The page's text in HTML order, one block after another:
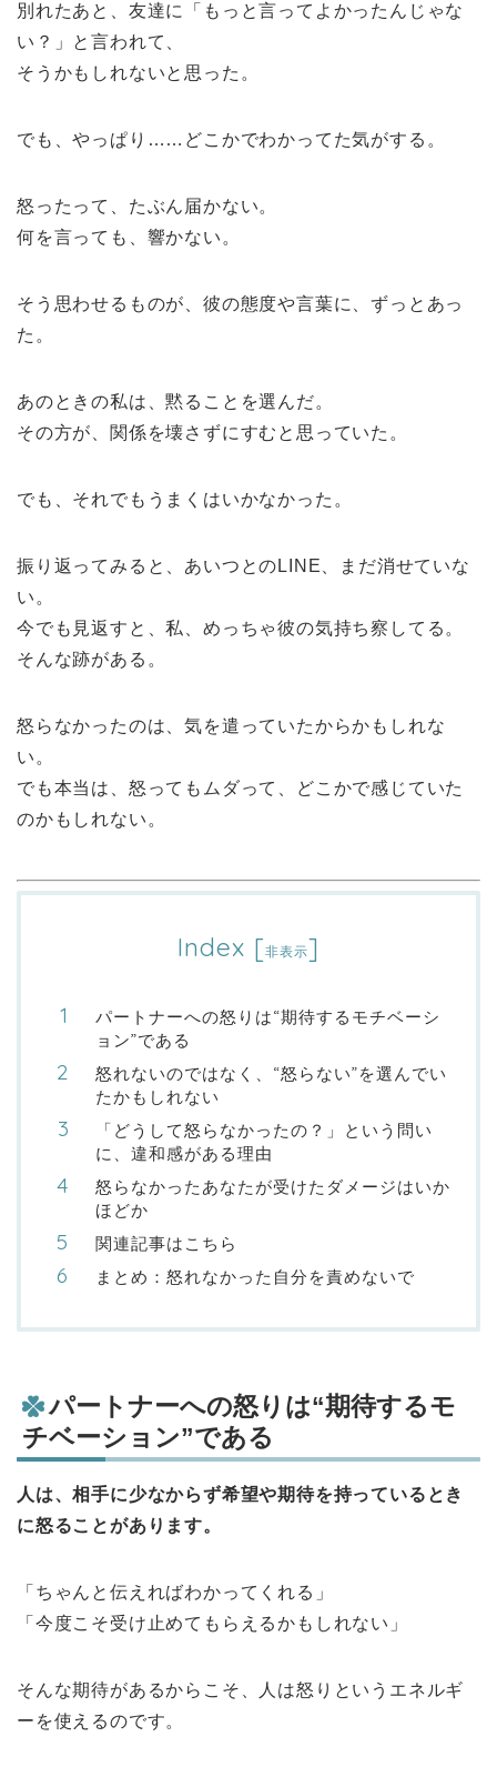
別れたあと、友達に「もっと言ってよかったんじゃな
い？」と言われて、
そうかもしれないと思った。
でも、やっぱり……どこかでわかってた気がする。
怒ったって、たぶん届かない。
何を言っても、響かない。
そう思わせるものが、彼の態度や言葉に、ずっとあっ
た。
あのときの私は、黙ることを選んだ。
その方が、関係を壊さずにすむと思っていた。
でも、それでもうまくはいかなかった。
振り返ってみると、あいつとのLINE、まだ消せていな
い。
今でも見返すと、私、めっちゃ彼の気持ち察してる。
そんな跡がある。
怒らなかったのは、気を遣っていたからかもしれな
い。
でも本当は、怒ってもムダって、どこかで感じていた
のかもしれない。
Index [非表示]
パートナーへの怒りは“期待するモチベーシ
ョン”である
怒れないのではなく、“怒らない”を選んでい
たかもしれない
「どうして怒らなかったの？」という問い
に、違和感がある理由
怒らなかったあなたが受けたダメージはいか
ほどか
関連記事はこちら
まとめ：怒れなかった自分を責めないで
パートナーへの怒りは“期待するモ
チベーション”である
人は、相手に少なからず希望や期待を持っているとき
に怒ることがあります。
「ちゃんと伝えればわかってくれる」
「今度こそ受け止めてもらえるかもしれない」
そんな期待があるからこそ、人は怒りというエネルギ
ーを使えるのです。